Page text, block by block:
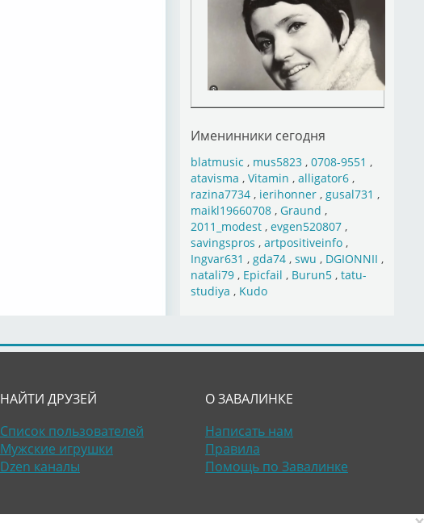
Именинники сегодня
blatmusic , mus5823, 0708-9551 ,
atavisma , Vitamin , alligator6,
razina7734, ierihonner, gusal731 ,
maikl19660708, Graund ,
2011_modest, evgen520807,
savingspros , artpositiveinfo,
Ingvar631 , gda74, swu , DGIONNII ,
natali79, Epicfail , Burun5, tatu-
studiya , Kudo
НАЙТИ ДРУЗЕЙ
Список пользователей
Мужские игрушки
Dzen каналы
О ЗАВАЛИНКЕ
Написать нам
Правила
Помощь по Завалинке